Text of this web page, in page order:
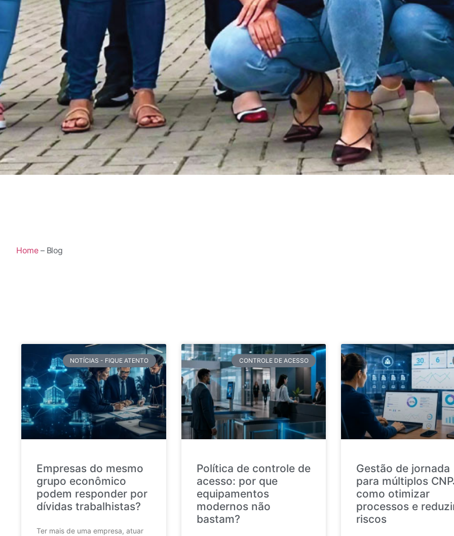
Home– Blog
NOTÍCIAS - FIQUE ATENTO
Empresas do mesmo
grupo econômico
podem responder por
dívidas trabalhistas?
Ter mais de uma empresa, atuar
CONTROLE DE ACESSO
Política de controle de
acesso: por que
equipamentos
modernos não
bastam?
Gestão de jornada
para múltiplos
como otimizar
processos e
riscos